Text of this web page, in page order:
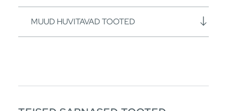
MUUD HUVITAVAD TOOTED